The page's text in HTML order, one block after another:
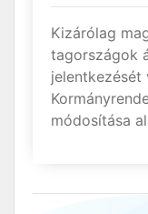
Kizárólag
tagországok
jelentkezését
módosítása